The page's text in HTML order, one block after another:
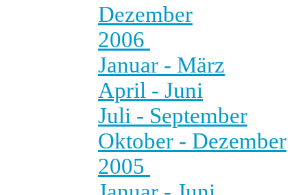
Dezember
2006
Januar - März
April - Juni
Juli - September
Oktober - Dezember
2005